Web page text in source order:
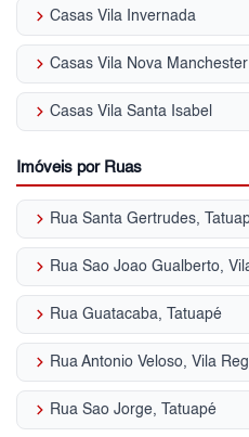
keyboard_arrow_right Casas Vila Invernada
keyboard_arrow_right Casas Vila Nova Manchester
keyboard_arrow_right Casas Vila Santa Isabel
Imóveis por Ruas
keyboard_arrow_right Rua Santa Gertrudes,
keyboard_arrow_right Rua Sao Joao Gualberto,
keyboard_arrow_right Rua Guatacaba, Tatuapé
keyboard_arrow_right Rua Antonio Veloso, Vila
keyboard_arrow_right Rua Sao Jorge, Tatuapé